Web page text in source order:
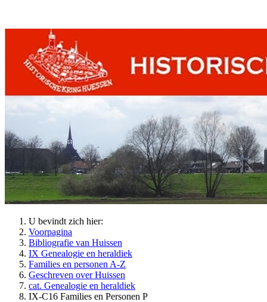
U bevindt zich hier:
Voorpagina
Bibliografie van Huissen
IX Genealogie en heraldiek
Families en personen A-Z
Geschreven over Huissen
cat. Genealogie en heraldiek
IX-C16 Families en Personen P